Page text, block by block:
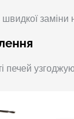
заміни
печей